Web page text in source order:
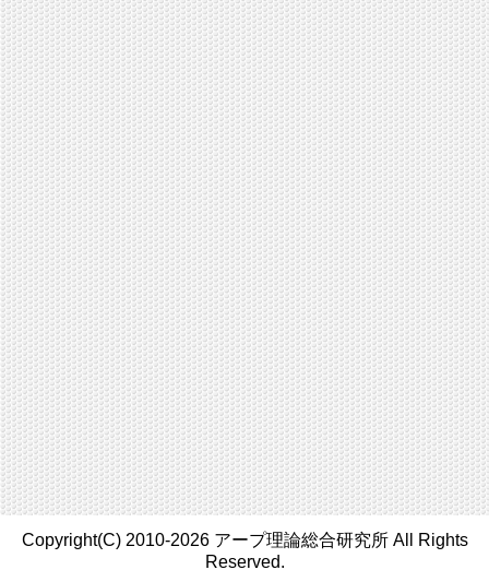
Copyright(C) 2010-2026 アープ理論総合研究所 All Rights
Reserved.